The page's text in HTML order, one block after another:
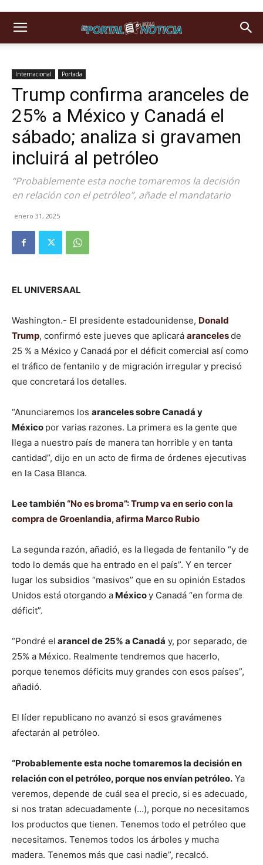
Internacional Portada
Trump confirma aranceles de
25% a México y Canadá el
sábado; analiza si gravamen
incluirá al petróleo
“Probablemente esta noche tomaremos la decisión
en relación con el petróleo”, añade el mandatario
enero 31, 2025
EL UNIVERSAAL
Washington.- El presidente estadounidense, Donald
Trump, confirmó este jueves que aplicará arancelesde
25 % a México y Canadá por el déficit comercial así como
el tráfico de fentanilo y de migración irregular y precisó
que concretará los detalles.
“Anunciaremos los aranceles sobre Canadá y
México por varias razones. La primera es la gente que
llega a nuestro país de manera tan horrible y en tanta
cantidad”, dijo en un acto de firma de órdenes ejecutivas
en la Casa Blanca.
Lee también“No es broma”: Trump va en serio con la
compra de Groenlandia, afirma Marco Rubio
La segunda razón, añadió, es la llegada de fentanilo “y de
todo lo demás que ha entrado en el país”. Y en tercer
lugar los subsidios “masivos” que en su opinión Estados
Unidos está otorgando a Méxicoy Canadá “en forma de
déficit”.
“Pondré el arancel de 25% a Canadá y, por separado, de
25% a México. Realmente tendremos que hacerlo,
porque tenemos déficits muy grandes con esos países”,
añadió.
El líder republicano no avanzó si esos gravámenes
afectarán al petróleo.
“Probablemente esta noche tomaremos la decisión en
relación con el petróleo, porque nos envían petróleo. Ya
veremos, depende de cuál sea el precio, si es adecuado,
si nos tratan adecuadamente (…), porque no necesitamos
los productos que tienen. Tenemos todo el petróleo que
necesitamos. Tenemos todos los árboles y mucha
madera. Tenemos más que casi nadie”, recalcó.